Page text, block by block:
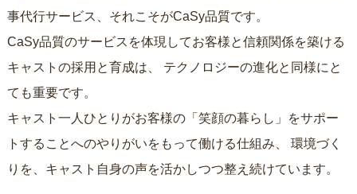
事代行サービス、それこそがCaSy品質です。
CaSy品質のサービスを体現してお客様と信頼関係を築ける
キャストの採用と育成は、
ても重要です。
キャスト一人ひとりがお客様の「笑顔の暮らし」をサポー
トすることへのやりがいをもって働ける仕組み、
りを、キャスト自身の声を活かしつつ整え続けています。